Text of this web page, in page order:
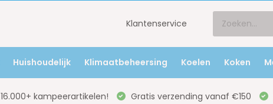
Klantenservice
Huishoudelijk Klimaatbeheersing Koelen Koken
16.000+ kampeerartikelen! Gratis verzending vanaf €150